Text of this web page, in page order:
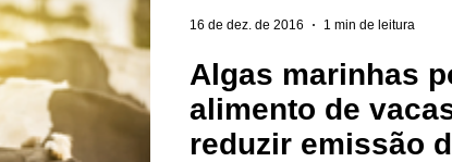
Algas marinhas
alimento de
reduzir emissão
16 de dez. de 2016 1 min de leitura